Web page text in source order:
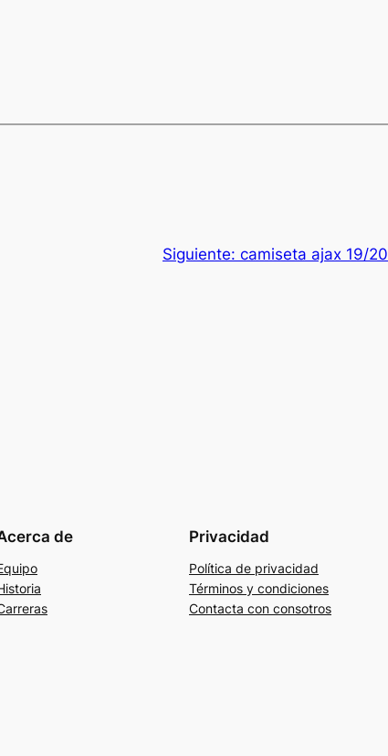
Siguiente: camiseta ajax 19/20
de Privacidad
Política de privacidad
Términos y condiciones
Contacta con consotros